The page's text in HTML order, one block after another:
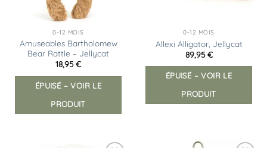
0-12 MOIS
Amuseables Bartholomew
Bear Rattle – Jellycat
18,95€
ÉPUISÉ – VOIR LE
PRODUIT
0-12 MOIS
Allexi Alligator, Jellycat
89,95€
ÉPUISÉ – VOIR LE
PRODUIT